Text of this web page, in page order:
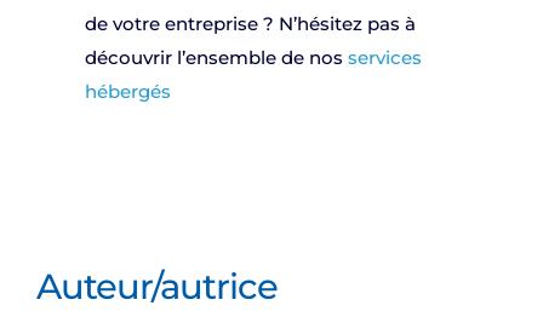
de votre entreprise ? N’hésitez pas à
découvrir l’ensemble de nos services
hébergés
Auteur/autrice